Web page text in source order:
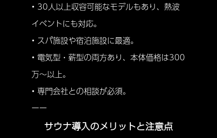
• 30人以上収容可能なモデルもあり、熱波
イベントにも対応。
• スパ施設や宿泊施設に最適。
• 電気型・薪型の両方あり、本体価格は300
万〜以上。
• 専門会社との相談が必須。
ーー
サウナ導入のメリットと注意点